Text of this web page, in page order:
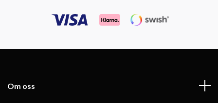
Om oss